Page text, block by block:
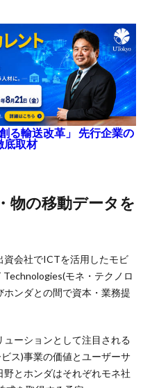
る輸送改革」 先行企業の
底取材
資会社でICTを活用したモビ
モネ・テクノロ
ンダとの間で資本・業務提
ーションとして注目される
ス)事業の価値とユーザーサ
とホンダはそれぞれモネ社